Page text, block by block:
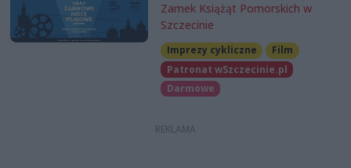
Zamek Książąt Pomorskich w
Szczecinie
Imprezy cykliczne
Film
Patronat wSzczecinie.pl
Darmowe